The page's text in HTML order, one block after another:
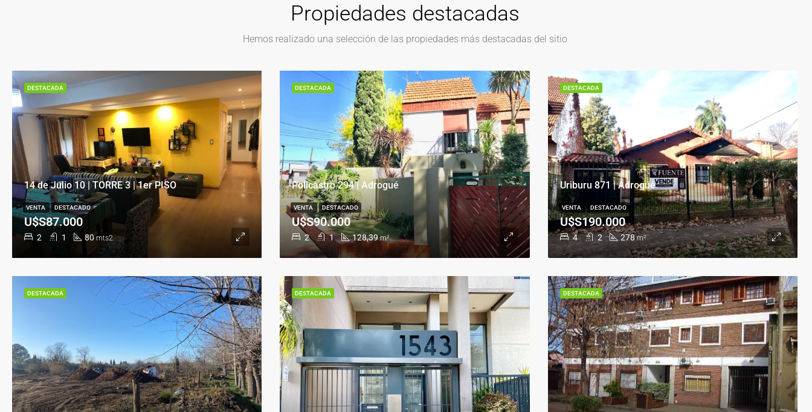
Propiedades destacadas
Hemos realizado una selección de las propiedades más destacadas del sitio
14 de Julio 10 | TORRE 3 | 1er PISO
2 1 80 mts2
U$S87.000
VENTA DESTACADO
DESTACADA
Policastro 294 | Adrogué
2 1 128,39 m²
U$S90.000
VENTA DESTACADO
DESTACADA
Uriburu 871 | Adrogué
4 2 278 m²
U$S190.000
VENTA DESTACADO
DESTACADA
DESTACADA DESTACADA DESTACADA